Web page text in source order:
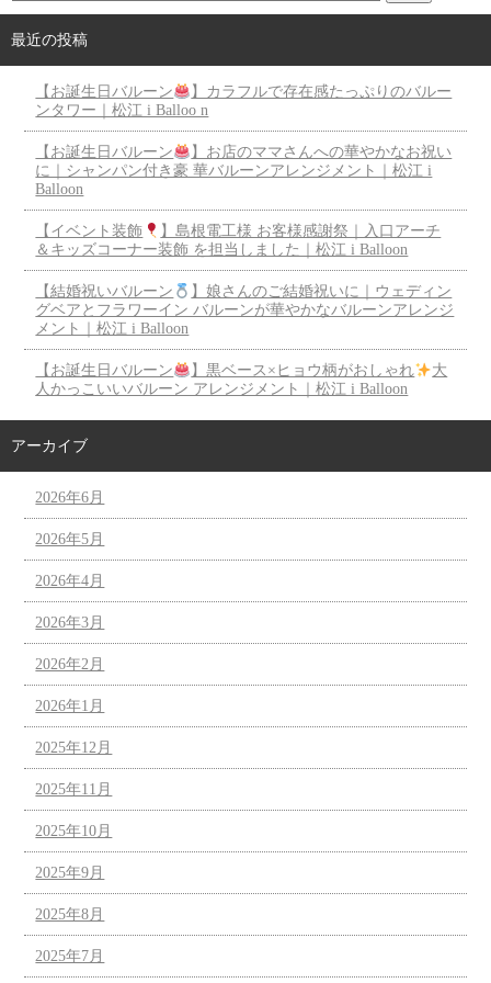
最近の投稿
【お誕生日バルーン
】カラフルで存在感たっぷりのバルー
ンタワー｜松江 i Balloo n
【お誕生日バルーン
】お店のママさんへの華やかなお祝い
に｜シャンパン付き豪 華バルーンアレンジメント｜松江 i
Balloon
【イベント装飾
】島根電工様 お客様感謝祭｜入口アーチ
＆キッズコーナー装飾 を担当しました｜松江 i Balloon
【結婚祝いバルーン
】娘さんのご結婚祝いに｜ウェディン
グベアとフラワーイン バルーンが華やかなバルーンアレンジ
メント｜松江 i Balloon
【お誕生日バルーン 】黒ベース×ヒョウ柄がおしゃれ
大
人かっこいいバルーン アレンジメント｜松江 i Balloon
アーカイブ
2026年6月
2026年5月
2026年4月
2026年3月
2026年2月
2026年1月
2025年12月
2025年11月
2025年10月
2025年9月
2025年8月
2025年7月